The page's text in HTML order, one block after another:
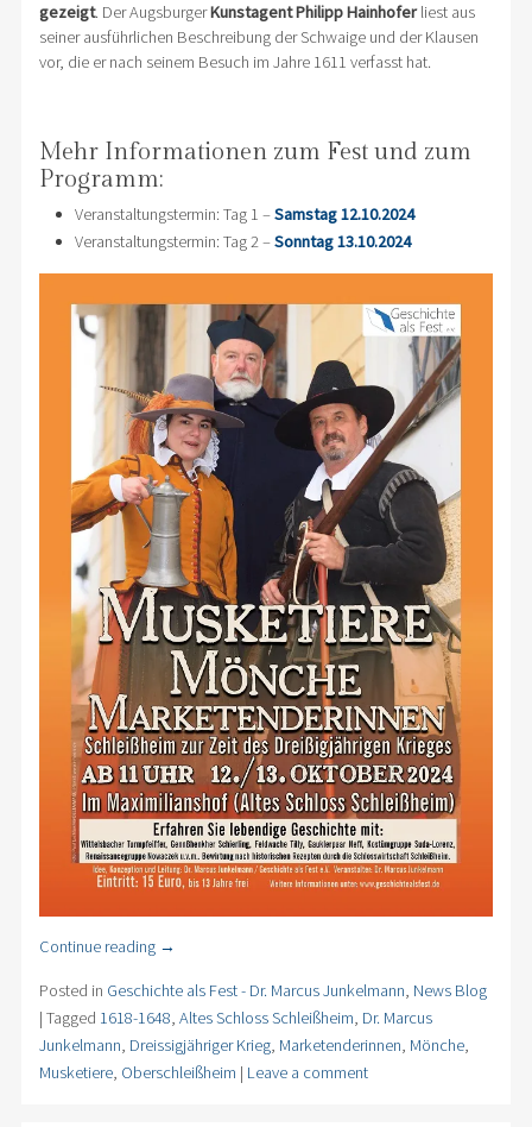
gezeigt. Der AugsburgerKunstagent Philipp Hainhoferliest aus
seiner ausführlichen Beschreibung der Schwaige und der Klausen
vor, die er nach seinem Besuch im Jahre 1611 verfasst hat.
Mehr Informationen zum Fest und zum
Programm:
Veranstaltungstermin: Tag 1 –Samstag 12.10.2024
Veranstaltungstermin: Tag 2 –Sonntag 13.10.2024
Continue reading →
Posted in Geschichte als Fest - Dr. Marcus Junkelmann, News Blog
| Tagged 1618-1648, Altes Schloss Schleißheim, Dr. Marcus
Junkelmann, Dreissigjähriger Krieg, Marketenderinnen, Mönche,
Musketiere, Oberschleißheim | Leave a comment